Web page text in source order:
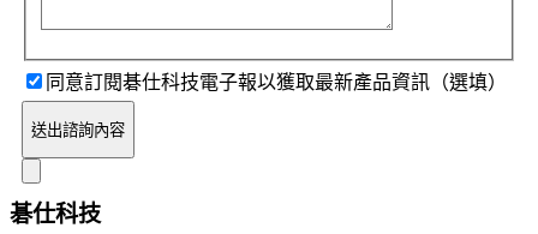
同意訂閱碁仕科技電子報以獲取最新產品資訊（選填）
送出諮詢內容
碁仕科技